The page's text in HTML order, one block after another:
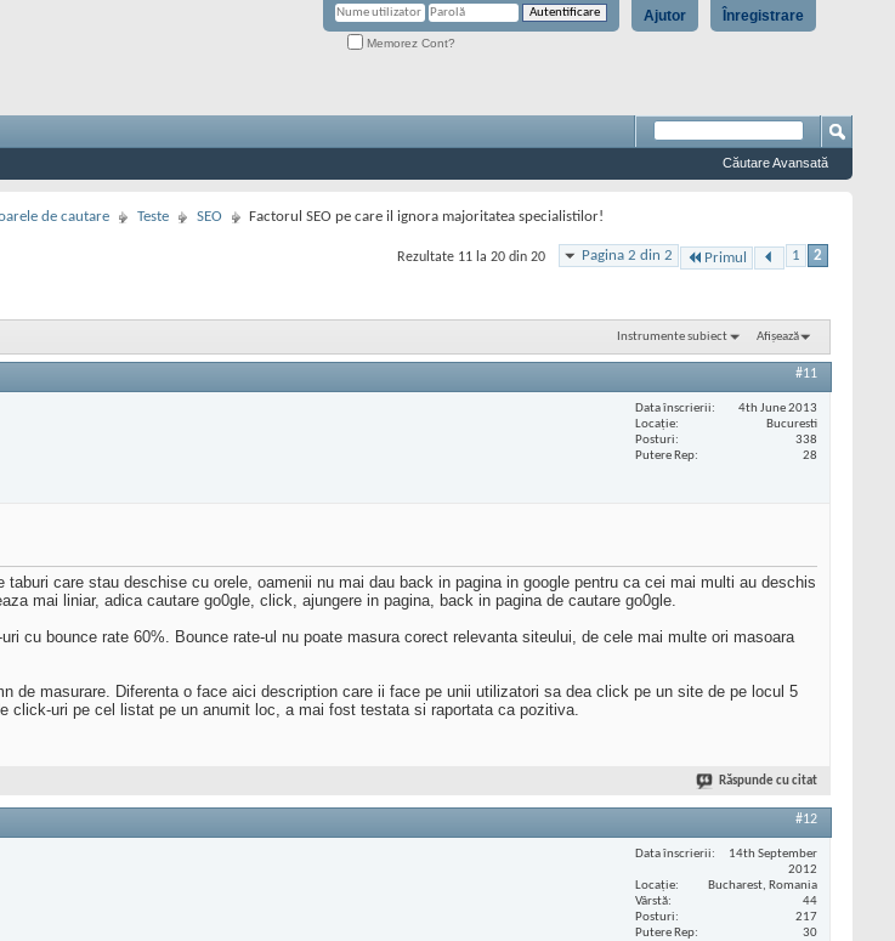
Înregistrare
Ajutor
Memorez Cont?
Căutare Avansată
de cautare Teste SEO Factorul SEO pe care il ignora majoritatea specialistilor!
Pagina 2 din 2 Primul 1 2
Rezultate 11 la 20 din 20
Instrumente subiect Afișează
#11
Data înscrierii
4th June 2013
Locaţie
Bucuresti
Posturi
338
Putere Rep
28
care stau deschise cu orele, oamenii nu mai dau back in pagina in google pentru ca cei mai multi au deschis
mai liniar, adica cautare go0gle, click, ajungere in pagina, back in pagina de cautare go0gle.
cu bounce rate 60%. Bounce rate-ul nu poate masura corect relevanta siteului, de cele mai multe ori masoara
masurare. Diferenta o face aici description care ii face pe unii utilizatori sa dea click pe un site de pe locul 5
click-uri pe cel listat pe un anumit loc, a mai fost testata si raportata ca pozitiva.
Răspunde cu citat
#12
Data înscrierii
14th September
2012
Locaţie
Bucharest, Romania
Vârstă
44
Posturi
217
Putere Rep
30